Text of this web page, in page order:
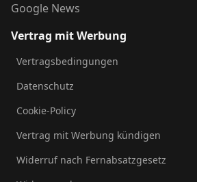
Google News
Vertrag mit Werbung
Vertragsbedingungen
Datenschutz
Cookie-Policy
Vertrag mit Werbung kündigen
Widerruf nach Fernabsatzgesetz